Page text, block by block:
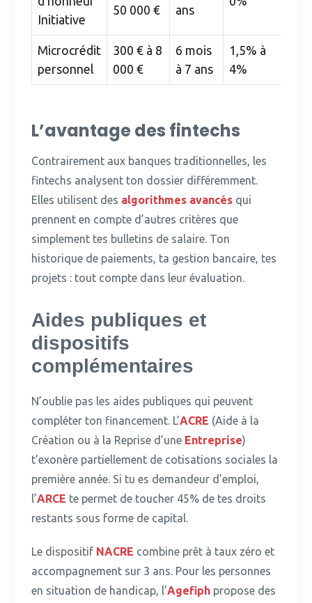
Initiative
50 000 € ans
Microcrédit
personnel
300 € à 8
000 €
6 mois
à 7 ans
1,5% à
4%
L’avantage des fintechs
Contrairement aux banques traditionnelles, les
fintechs analysent ton dossier différemment.
Elles utilisent des algorithmes avancés qui
prennent en compte d’autres critères que
simplement tes bulletins de salaire. Ton
historique de paiements, ta gestion bancaire, tes
projets : tout compte dans leur évaluation.
Aides publiques et
dispositifs
complémentaires
N’oublie pas les aides publiques qui peuvent
compléter ton financement. L’ACRE (Aide à la
Création ou à la Reprise d’une Entreprise)
t’exonère partiellement de cotisations sociales la
première année. Si tu es demandeur d’emploi,
l’ARCE te permet de toucher 45% de tes droits
restants sous forme de capital.
Le dispositif NACRE combine prêt à taux zéro et
accompagnement sur 3 ans. Pour les personnes
en situation de handicap, l’Agefiph propose des